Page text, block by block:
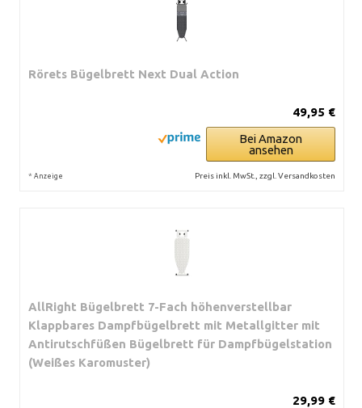
Rörets Bügelbrett Next Dual Action
49,95 €
Bei Amazon
ansehen
* Anzeige Preis inkl. MwSt., zzgl. Versandkosten
AllRight Bügelbrett 7-Fach höhenverstellbar
Klappbares Dampfbügelbrett mit Metallgitter mit
Antirutschfüßen Bügelbrett für Dampfbügelstation
(Weißes Karomuster)
29,99 €